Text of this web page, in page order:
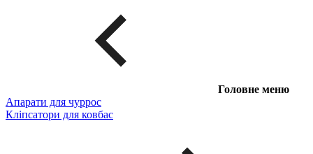
Головне меню
Апарати для чуррос
Кліпсатори для ковбас